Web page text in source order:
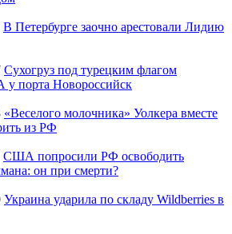
В Петербурге заочно арестовали Лидию
Сухогруз под турецким флагом
у порта Новороссийск
«Веселого молочника» Уолкера вместе
из РФ
США попросили РФ освободить
он при смерти?
Украина ударила по складу Wildberries в